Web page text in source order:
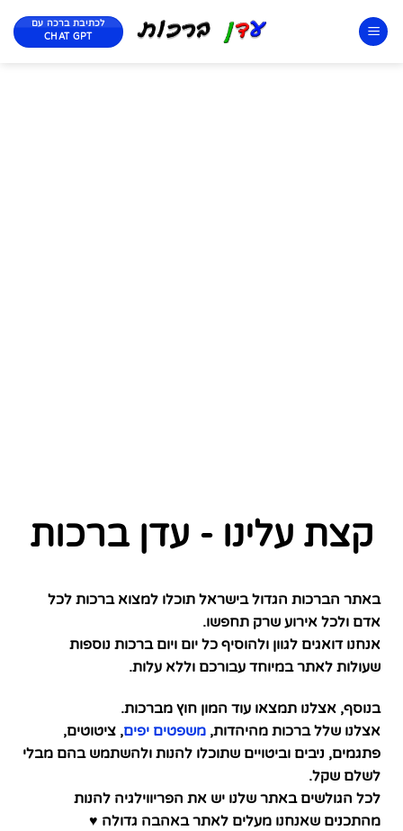
לכתיבת ברכה עם
CHAT GPT
קצת עלינו - עדן ברכות
באתר הברכות הגדול בישראל תוכלו למצוא ברכות לכל
אדם ולכל אירוע שרק תחפשו.
אנחנו דואגים לגוון ולהוסיף כל יום ויום ברכות נוספות
שעולות לאתר במיוחד עבורכם וללא עלות.
בנוסף, אצלנו תמצאו עוד המון חוץ מברכות.
אצלנו שלל ברכות מהיהדות, משפטים יפים, ציטוטים,
פתגמים, ניבים וביטויים שתוכלו להנות ולהשתמש בהם מבלי
לשלם שקל.
לכל הגולשים באתר שלנו יש את הפריווילגיה להנות
מהתכנים שאנחנו מעלים לאתר באהבה גדולה ♥